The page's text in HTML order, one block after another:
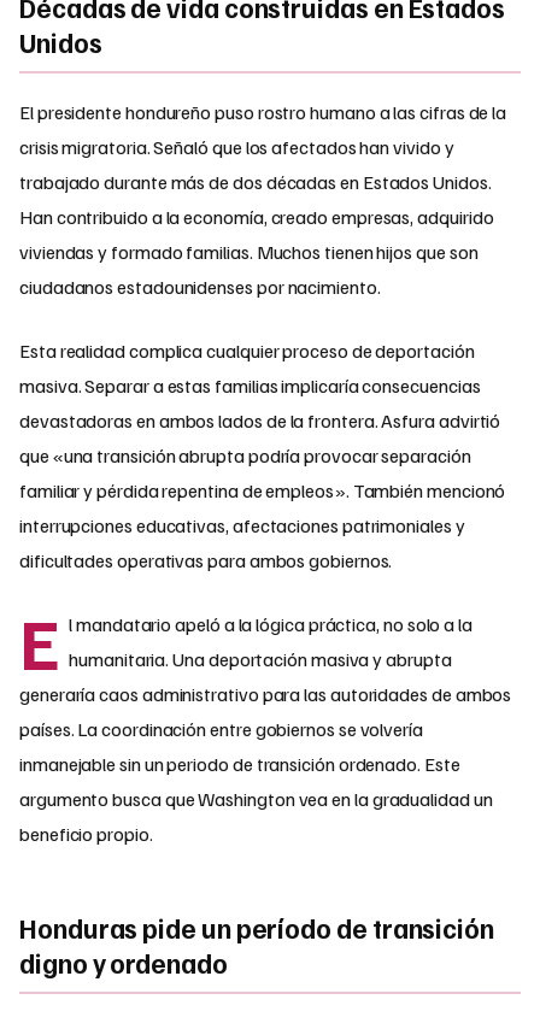
Décadas de vida construidas en Estados
Unidos
El presidente hondureño puso rostro humano a las cifras de la
crisis migratoria. Señaló que los afectados han vivido y
trabajado durante más de dos décadas en Estados Unidos.
Han contribuido a la economía, creado empresas, adquirido
viviendas y formado familias. Muchos tienen hijos que son
ciudadanos estadounidenses por nacimiento.
Esta realidad complica cualquier proceso de deportación
masiva. Separar a estas familias implicaría consecuencias
devastadoras en ambos lados de la frontera. Asfura advirtió
que «una transición abrupta podría provocar separación
familiar y pérdida repentina de empleos». También mencionó
interrupciones educativas, afectaciones patrimoniales y
dificultades operativas para ambos gobiernos.
E l mandatario apeló a la lógica práctica, no solo a la
humanitaria. Una deportación masiva y abrupta
generaría caos administrativo para las autoridades de ambos
países. La coordinación entre gobiernos se volvería
inmanejable sin un periodo de transición ordenado. Este
argumento busca que Washington vea en la gradualidad un
beneficio propio.
Honduras pide un período de transición
digno y ordenado